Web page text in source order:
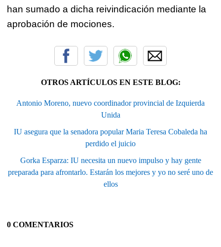
han sumado a dicha reivindicación mediante la
aprobación de mociones.
OTROS ARTÍCULOS EN ESTE BLOG:
Antonio Moreno, nuevo coordinador provincial de Izquierda
Unida
IU asegura que la senadora popular Maria Teresa Cobaleda ha
perdido el juicio
Gorka Esparza: IU necesita un nuevo impulso y hay gente
preparada para afrontarlo. Estarán los mejores y yo no seré uno de
ellos
0 COMENTARIOS